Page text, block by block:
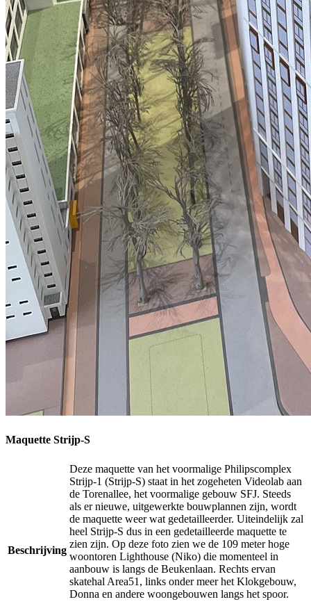
Maquette Strijp-S
Beschrijving
Deze maquette van het voormalige Philipscomplex
Strijp-1 (Strijp-S) staat in het zogeheten Videolab aan
de Torenallee, het voormalige gebouw SFJ. Steeds
als er nieuwe, uitgewerkte bouwplannen zijn, wordt
de maquette weer wat gedetailleerder. Uiteindelijk zal
heel Strijp-S dus in een gedetailleerde maquette te
zien zijn. Op deze foto zien we de 109 meter hoge
woontoren Lighthouse (Niko) die momenteel in
aanbouw is langs de Beukenlaan. Rechts ervan
skatehal Area51, links onder meer het Klokgebouw,
Donna en andere woongebouwen langs het spoor.